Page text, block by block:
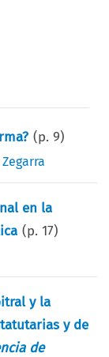
(p.9)
en la
(p.17)
y la
y de
de